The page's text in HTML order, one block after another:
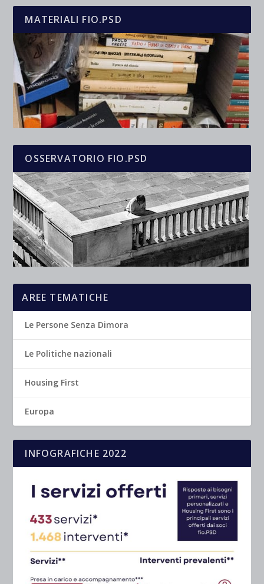
MATERIALI FIO.PSD
OSSERVATORIO FIO.PSD
AREE TEMATICHE
Le Persone Senza Dimora
Le Politiche nazionali
Housing First
Europa
INFOGRAFICHE 2022